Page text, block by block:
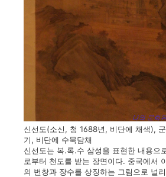
신선도(소신, 청 1688년, 비단에 채색),
기, 비단에 수묵담채
신선도는 복.록.수 삼성을 표현한 내용으
로부터 천도를 받는 장면이다. 중국에서
의 번창과 장수를 상징하는 그림으로 널